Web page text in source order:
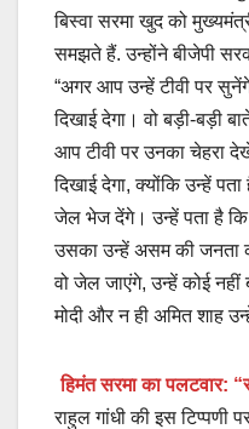
बिस्वा सरमा खुद को
समझते हैं. उन्होंने बीजेपी
“अगर आप उन्हें टीवी पर
दिखाई देगा। वो बड़ी-बड़ी
आप टीवी पर उनका चेहरा
दिखाई देगा, क्योंकि उन्हें
जेल भेज देंगे। उन्हें पता है कि
उसका उन्हें असम की जनता
वो जेल जाएंगे, उन्हें कोई
मोदी और न ही अमित शाह
हिमंत सरमा का पलटवार:
राहुल गांधी की इस टिप्पणी